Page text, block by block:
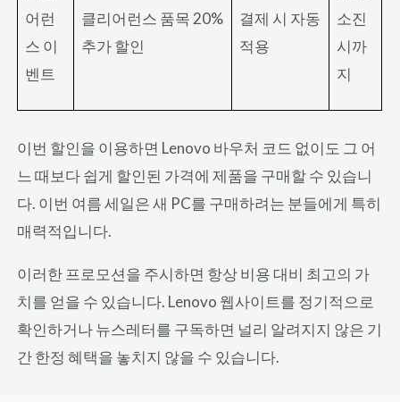
어런
스 이
벤트
클리어런스 품목 20%
추가 할인
결제 시 자동
적용
소진
시까
지
이번 할인을 이용하면 Lenovo 바우처 코드 없이도 그 어
느 때보다 쉽게 할인된 가격에 제품을 구매할 수 있습니
다. 이번 여름 세일은 새 PC를 구매하려는 분들에게 특히
매력적입니다.
이러한 프로모션을 주시하면 항상 비용 대비 최고의 가
치를 얻을 수 있습니다. Lenovo 웹사이트를 정기적으로
확인하거나 뉴스레터를 구독하면 널리 알려지지 않은 기
간 한정 혜택을 놓치지 않을 수 있습니다.